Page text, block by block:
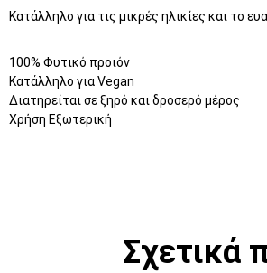
Κατάλληλο για τις μικρές ηλικίες και το
100% Φυτικό προιόν
Κατάλληλο για Vegan
Διατηρείται σε ξηρό και δροσερό μέρος
Χρήση Εξωτερική
Σχετικά